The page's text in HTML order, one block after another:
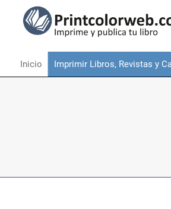
Inicio Imprimir Libros, Revistas y